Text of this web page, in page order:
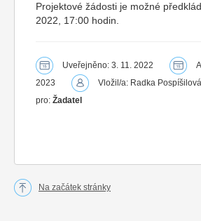
Projektové žádosti je možné
2022, 17:00 hodin.
Uveřejněno: 3. 11. 2022
2023
Vložil/a: Radka Pospíšilová
pro: Žadatel
Na začátek stránky